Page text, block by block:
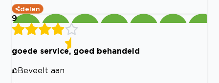
delen
9
goede service, goed behandeld
Beveelt aan